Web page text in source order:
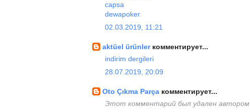
capsa
dewapoker
02.03.2019, 11:21
aktüel ürünler комментирует...
indirim dergileri
28.07.2019, 20:09
Oto Çıkma Parça комментирует...
Этот комментарий был удален автором.